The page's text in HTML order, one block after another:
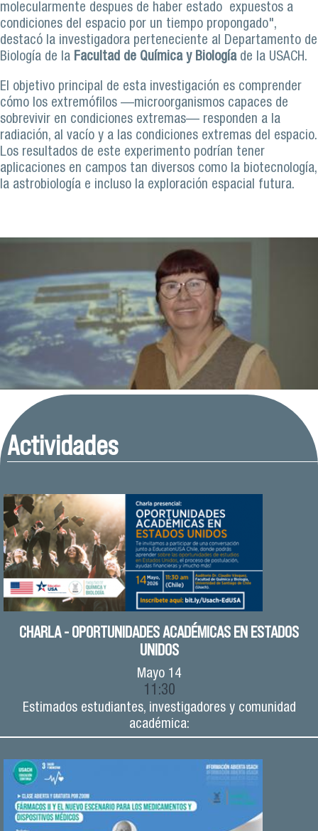
molecularmente despues de haber estado expuestos a
condiciones del espacio por un tiempo propongado",
destacó la investigadora perteneciente al Departamento de
Biología de la Facultad de Química y Biologíade la USACH.
El objetivo principal de esta investigación es comprender
cómo los extremófilos —microorganismos capaces de
sobrevivir en condiciones extremas— responden a la
radiación, al vacío y a las condiciones extremas del espacio.
Los resultados de este experimento podrían tener
aplicaciones en campos tan diversos como la biotecnología,
la astrobiología e incluso la exploración espacial futura.
Actividades
CHARLA - OPORTUNIDADES ACADÉMICAS EN ESTADOS
UNIDOS
Mayo 14
11:30
Estimados estudiantes, investigadores y comunidad
académica: